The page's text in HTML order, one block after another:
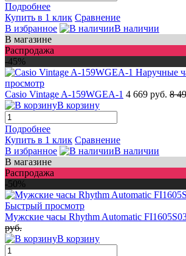
Подробнее
Купить в 1 клик Сравнение
В избранное
В наличии
В магазине
Распродажа
-45%
просмотр
Casio Vintage A-159WGEA-1 4 669 руб. 8
В корзину
Подробнее
Купить в 1 клик Сравнение
В избранное
В наличии
В магазине
Распродажа
-50%
Быстрый просмотр
Мужские часы Rhythm Automatic
руб.
В корзину